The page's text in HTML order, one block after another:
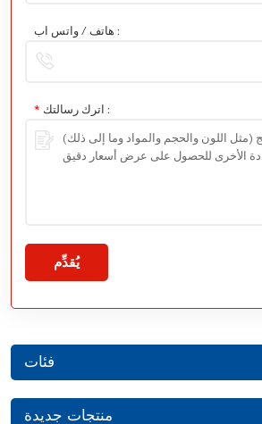
هاتف / واتس اب :
* اترك رسالتك :
يُقدِّم
فئات
منتجات جديدة